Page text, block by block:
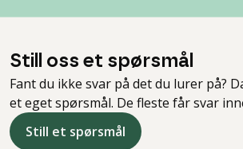
Still oss et spørsmål
Fant du ikke svar på det du lurer på?
et eget spørsmål. De fleste får svar
Still et spørsmål